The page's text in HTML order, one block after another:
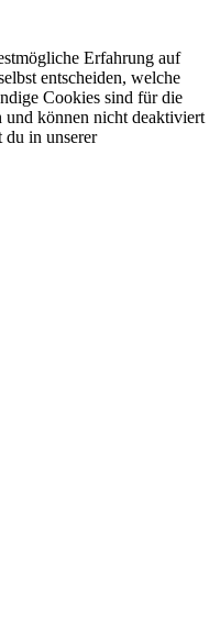
Erfahrung auf
entscheiden, welche
Cookies sind für die
können nicht deaktiviert
du in unserer